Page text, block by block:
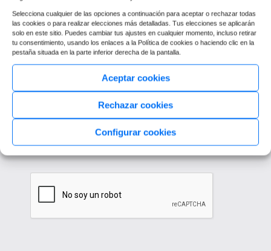
Selecciona cualquier de las opciones a continuación para aceptar o rechazar todas
las cookies o para realizar elecciones más detalladas. Tus elecciones se aplicarán
solo en este sitio. Puedes cambiar tus ajustes en cualquier momento, incluso retirar
tu consentimiento, usando los enlaces a la Política de cookies o haciendo clic en la
pestaña situada en la parte inferior derecha de la pantalla.
Aceptar cookies
Rechazar cookies
Configurar cookies